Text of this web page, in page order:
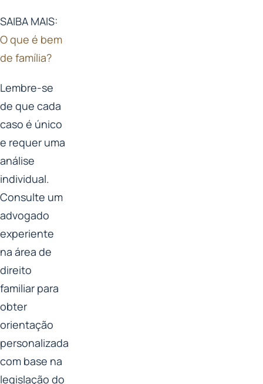
SAIBA MAIS:
O que é bem
de família?
Lembre-se
de que cada
caso é único
e requer uma
análise
individual.
Consulte um
advogado
experiente
na área de
direito
familiar para
obter
orientação
personalizada
com base na
legislação do